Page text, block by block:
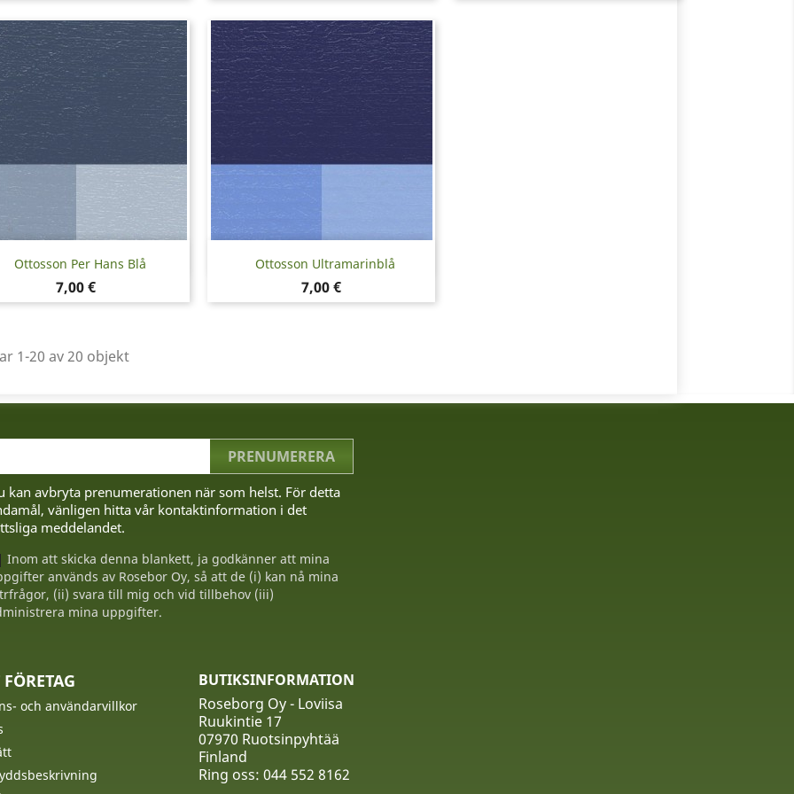
Ottosson Per Hans Blå
Pris
7,00 €
Snabbvy Ottosson Ultramarinblå
Pris
7,00 €
Snabbvy
1-20 av 20 objekt
kan avbryta prenumerationen när som helst. För detta
vänligen hitta vår kontaktinformation i det
meddelandet.
Inom att skicka denna blankett, ja godkänner att mina
används av Rosebor Oy, så att de (i) kan nå mina
(ii) svara till mig och vid tillbehov (iii)
mina uppgifter.
och användarvillkor
BUTIKSINFORMATION
Roseborg Oy - Loviisa
Ruukintie 17
07970 Ruotsinpyhtää
Finland
Ring oss: 044 552 8162